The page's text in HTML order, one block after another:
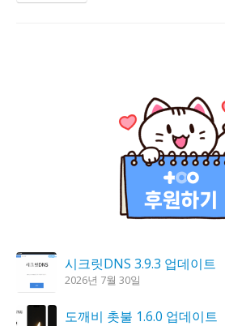
시크릿DNS 3.9.3 업데이트
2026년 7월 30일
도깨비 촛불 1.6.0 업데이트